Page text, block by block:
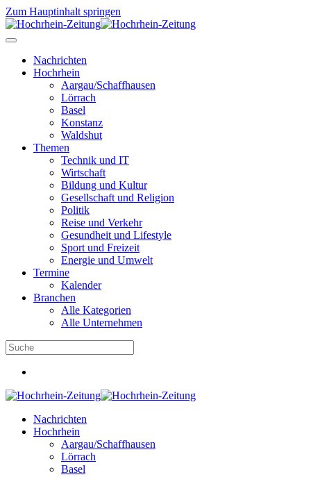
Zum Hauptinhalt springen
Nachrichten
Hochrhein
Aargau/Schaffhausen
Lörrach
Basel
Konstanz
Waldshut
Themen
Technik und IT
Wirtschaft
Bildung und Kultur
Gesellschaft und Religion
Politik
Reise und Verkehr
Gesundheit und Lifestyle
Sport und Freizeit
Energie und Umwelt
Termine
Kalender
Branchen
Alle Kategorien
Alle Unternehmen
Nachrichten
Hochrhein
Aargau/Schaffhausen
Lörrach
Basel